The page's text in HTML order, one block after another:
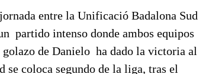
entre la Unificació Badalona Sud
partido intenso donde ambos equipos
de Danielo ha dado la victoria al
se coloca segundo de la liga, tras el